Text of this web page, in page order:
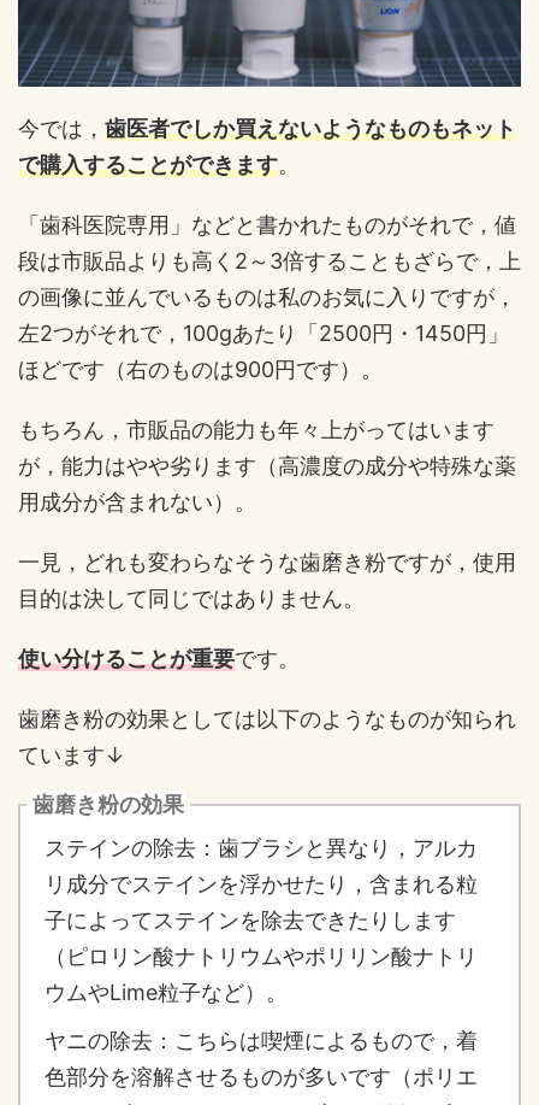
今では， 歯医者でしか買えないようなものもネット
で購入することができます。
「歯科医院専用」などと書かれたものがそれで，値
段は市販品よりも高く2～3倍することもざらで，上
の画像に並んでいるものは私のお気に入りですが，
左2つがそれで，100gあたり「2500円・1450円」
ほどです（右のものは900円です）。
もちろん，市販品の能力も年々上がってはいます
が，能力はやや劣ります（高濃度の成分や特殊な薬
用成分が含まれない）。
一見，どれも変わらなそうな歯磨き粉ですが，使用
目的は決して同じではありません。
使い分けることが重要です。
歯磨き粉の効果としては以下のようなものが知られ
ています↓
歯磨き粉の効果
ステインの除去：歯ブラシと異なり，アルカ
リ成分でステインを浮かせたり，含まれる粒
子によってステインを除去できたりします
（ピロリン酸ナトリウムやポリリン酸ナトリ
ウムやLime粒子など）。
ヤニの除去：こちらは喫煙によるもので，着
色部分を溶解させるものが多いです（ポリエ